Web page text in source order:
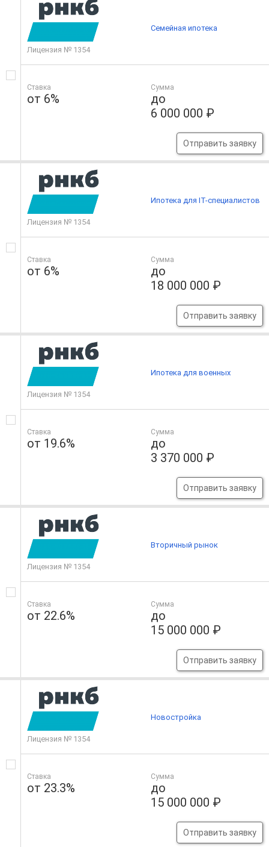
Лицензия № 1354
Ставка
от 6%
Сумма
до
6 000 000 ₽
Отправить заявку
Семейная ипотека
Лицензия № 1354
Ставка
от 6%
Сумма
до
18 000 000 ₽
Отправить заявку
Ипотека для IT-специалистов
Лицензия № 1354
Ставка
от 19.6%
Сумма
до
3 370 000 ₽
Отправить заявку
Ипотека для военных
Лицензия № 1354
Ставка
от 22.6%
Сумма
до
15 000 000 ₽
Отправить заявку
Вторичный рынок
Лицензия № 1354
Ставка
от 23.3%
Сумма
до
15 000 000 ₽
Отправить заявку
Новостройка